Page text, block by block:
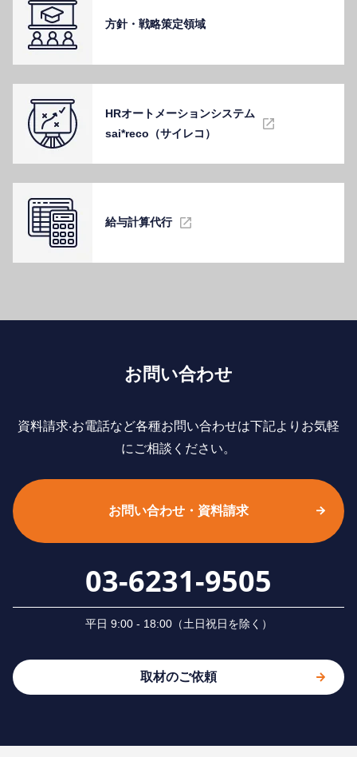
⽅針・戦略策定領域
HRオートメーションシステム
sai*reco（サイレコ）
給与計算代⾏
お問い合わせ
資料請求‧お電話など各種お問い合わせは下記よりお気軽
にご相談ください。
お問い合わせ・資料請求
03-6231-9505
平⽇ 9:00 - 18:00（⼟⽇祝⽇を除く）
取材のご依頼